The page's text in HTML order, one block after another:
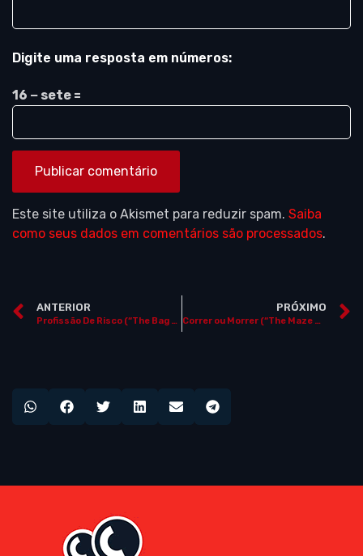
Digite uma resposta em números:
16 − sete =
Este site utiliza o Akismet para reduzir spam. Saiba
como seus dados em comentários são processados.
ANTERIOR
Profissão De Risco (“The Bag Man”)
PRÓXIMO
Correr ou Morrer (“The Maze Runner”)